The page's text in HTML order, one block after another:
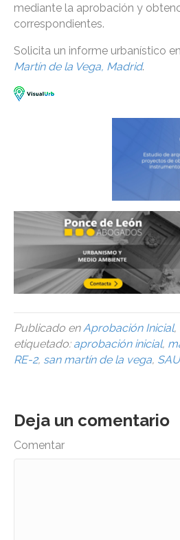
mediante la aprobación y
correspondientes.
Solicita un informe urbanístico en
Martín de la Vega, Madrid.
Publicado enAprobación Inicial,
etiquetado: aprobación inicial,
RE-2, san martín de la vega,
Deja un comentario
Comentar